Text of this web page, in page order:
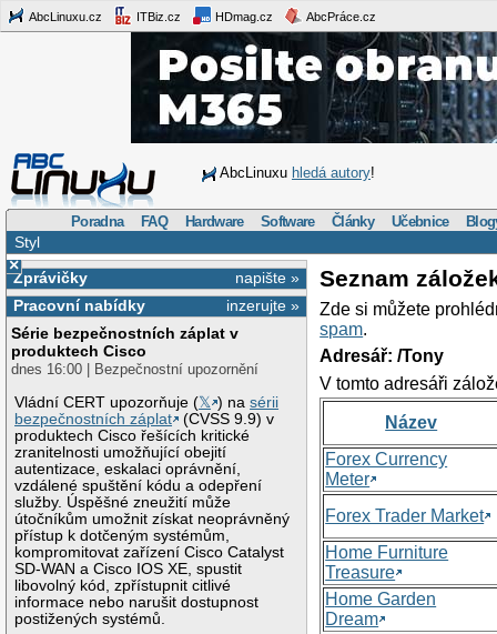
AbcLinuxu.cz ITBiz.cz HDmag.cz AbcPráce.cz
AbcLinuxu hledá autory!
Poradna FAQ Hardware Software Články Učebnice
Styl
×
napište »
Zprávičky
inzerujte »
Pracovní nabídky
Série bezpečnostních záplat v
produktech Cisco
dnes 16:00 | Bezpečnostní upozornění
Vládní CERT upozorňuje (𝕏 ) nasérii
bezpečnostních záplat
(CVSS 9.9) v
produktech Cisco řešících kritické
zranitelnosti umožňující obejití
autentizace, eskalaci oprávnění,
vzdálené spuštění kódu a odepření
služby. Úspěšné zneužití může
útočníkům umožnit získat neoprávněný
přístup k dotčeným systémům,
kompromitovat zařízení Cisco Catalyst
SD-WAN a Cisco IOS XE, spustit
libovolný kód, zpřístupnit citlivé
informace nebo narušit dostupnost
postižených systémů.
Seznam
Zde si můžete
spam.
Adresář: /Tony
V tomto adresáři
Název
Forex Currency
Meter
Forex Trader Market
Home Furniture
Treasure
Home Garden
Dream